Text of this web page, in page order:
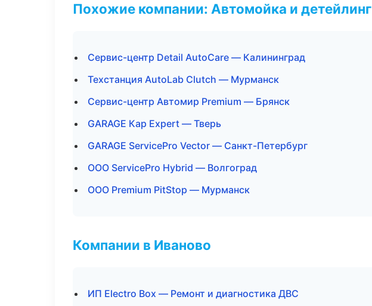
Похожие компании: Автомойка и детейлинг
Сервис-центр Detail AutoCare — Калининград
Техстанция AutoLab Clutch — Мурманск
Сервис-центр Автомир Premium — Брянск
GARAGE Кар Expert — Тверь
GARAGE ServicePro Vector — Санкт-Петербург
ООО ServicePro Hybrid — Волгоград
ООО Premium PitStop — Мурманск
Компании в Иваново
ИП Electro Box — Ремонт и диагностика ДВС